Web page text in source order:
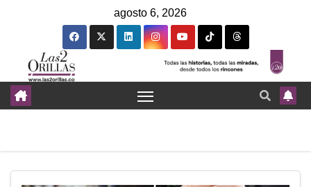
agosto 6, 2026